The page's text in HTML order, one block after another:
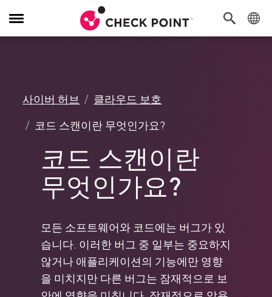
탐
색
사이버 허브
클라우드 보호
코드 스캔이란 무엇인가요?
코드 스캔이란
무엇인가요?
모든 소프트웨어와 코드에는 버그가 있
습니다. 이러한 버그 중 일부는 중요하지
않거나 애플리케이션의 기능에만 영향
을 미치지만 다른 버그는 잠재적으로 보